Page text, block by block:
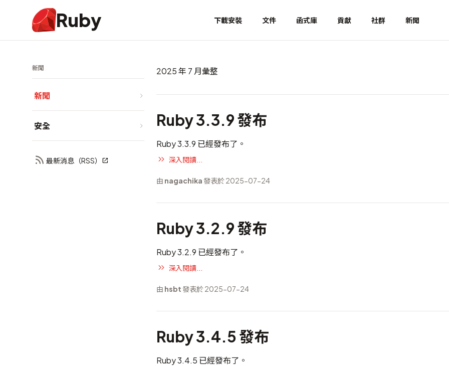
Ruby 下載安裝 文件 函式庫 貢獻 社群 新聞
新聞
新聞
安全
最新消息（RSS）
2025 年 7 月彙整
Ruby 3.3.9 發布
Ruby 3.3.9 已經發布了。
深入閱讀...
由 nagachika發表於 2025-07-24
Ruby 3.2.9 發布
Ruby 3.2.9 已經發布了。
深入閱讀...
由 hsbt發表於 2025-07-24
Ruby 3.4.5 發布
Ruby 3.4.5 已經發布了。